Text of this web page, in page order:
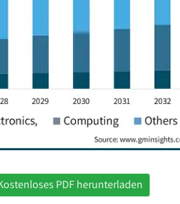
PDF herunterladen